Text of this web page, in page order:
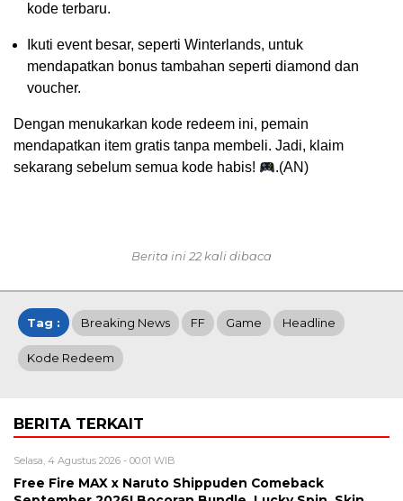
kode terbaru.
Ikuti event besar, seperti Winterlands, untuk
mendapatkan bonus tambahan seperti diamond dan
voucher.
Dengan menukarkan kode redeem ini, pemain
mendapatkan item gratis tanpa membeli. Jadi, klaim
sekarang sebelum semua kode habis!
.(AN)
Berita ini 22 kali dibaca
Tag : Breaking News FF Game Headline
Kode Redeem
BERITA TERKAIT
Selasa, 4 Agustus 2026 - 00:01 WIB
Free Fire MAX x Naruto Shippuden Comeback